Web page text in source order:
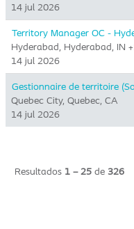
14 jul 2026
Territory Manager OC -
Hyderabad, Hyderabad, IN
14 jul 2026
Gestionnaire de territoire
Quebec City, Quebec, CA
14 jul 2026
Resultados 1 – 25 de 326